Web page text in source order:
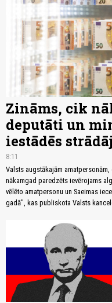
Zināms, cik
deputāti un
iestādēs
8:11
Valsts augstākajām
nākamgad paredzēts ievērojams
vēlēto amatpersonu un Saeimas
gadā", kas publiskota Valsts